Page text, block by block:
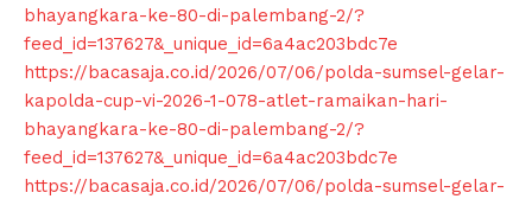
bhayangkara-ke-80-di-palembang-2/?
feed_id=137627&_unique_id=6a4ac203bdc7e
https://bacasaja.co.id/2026/07/06/polda-sumsel-gelar-
kapolda-cup-vi-2026-1-078-atlet-ramaikan-hari-
bhayangkara-ke-80-di-palembang-2/?
feed_id=137627&_unique_id=6a4ac203bdc7e
https://bacasaja.co.id/2026/07/06/polda-sumsel-gelar-